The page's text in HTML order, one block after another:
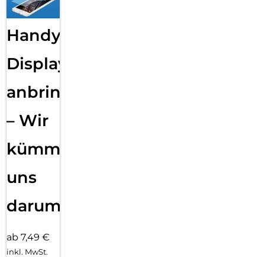
Handy
Displayfolie
anbringen
– Wir
kümmern
uns
darum!
ab 7,49 €
inkl. MwSt.